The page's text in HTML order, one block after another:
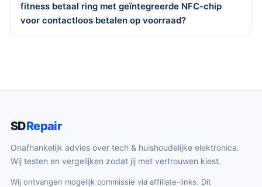
fitness betaal ring met geïntegreerde NFC-chip
voor contactloos betalen op voorraad?
SDRepair
Onafhankelijk advies over tech & huishoudelijke elektronica.
Wij testen en vergelijken zodat jij met vertrouwen kiest.
Wij ontvangen mogelijk commissie via affiliate-links. Dit